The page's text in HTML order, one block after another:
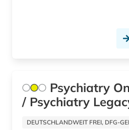
drogenmissbrauch (1)
Psychiatry
/ Psychiatry
DEUTSCHLANDWEIT FREI, DFG-